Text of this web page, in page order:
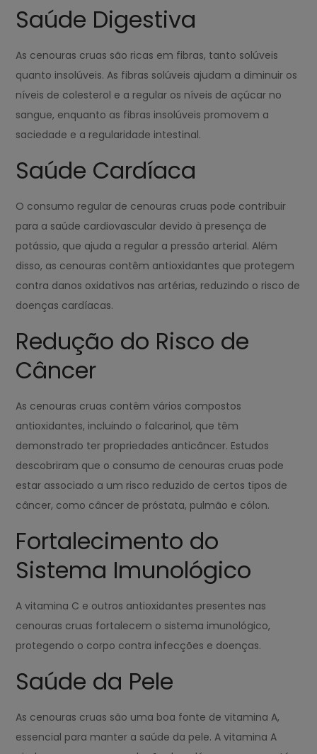
Saúde Digestiva
As cenouras cruas são ricas em fibras, tanto solúveis
quanto insolúveis. As fibras solúveis ajudam a diminuir os
níveis de colesterol e a regular os níveis de açúcar no
sangue, enquanto as fibras insolúveis promovem a
saciedade e a regularidade intestinal.
Saúde Cardíaca
O consumo regular de cenouras cruas pode contribuir
para a saúde cardiovascular devido à presença de
potássio, que ajuda a regular a pressão arterial. Além
disso, as cenouras contêm antioxidantes que protegem
contra danos oxidativos nas artérias, reduzindo o risco de
doenças cardíacas.
Redução do Risco de
Câncer
As cenouras cruas contêm vários compostos
antioxidantes, incluindo o falcarinol, que têm
demonstrado ter propriedades anticâncer. Estudos
descobriram que o consumo de cenouras cruas pode
estar associado a um risco reduzido de certos tipos de
câncer, como câncer de próstata, pulmão e cólon.
Fortalecimento do
Sistema Imunológico
A vitamina C e outros antioxidantes presentes nas
cenouras cruas fortalecem o sistema imunológico,
protegendo o corpo contra infecções e doenças.
Saúde da Pele
As cenouras cruas são uma boa fonte de vitamina A,
essencial para manter a saúde da pele. A vitamina A